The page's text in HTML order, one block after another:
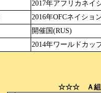
2017年アフリカネイ
2016年OFCネイショ
開催国(RUS)
2014年ワールドカッ
☆☆☆ Ａ